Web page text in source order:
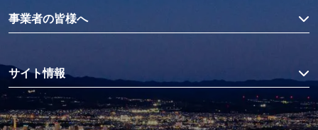
事業者の皆様へ
サイト情報